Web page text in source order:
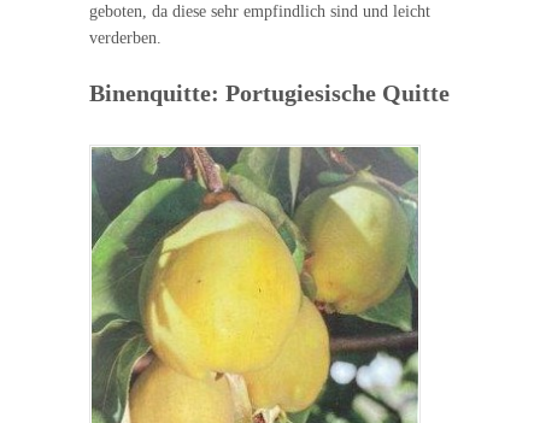
geboten, da diese sehr empfindlich sind und leicht
verderben.
Binenquitte: Portugiesische Quitte